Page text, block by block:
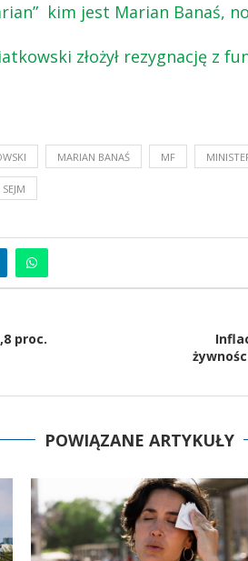
kim jest Marian Banaś,
złożył rezygnację z
MARIAN BANAŚ MF
SEJM
proc.
POWIĄZANE ARTYKUŁY